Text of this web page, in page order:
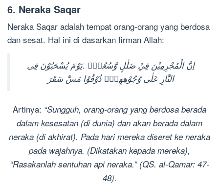
6. Neraka Saqar
Neraka Saqar adalah tempat orang-orang yang berdosa
dan sesat. Hal ini di dasarkan firman Allah:
اِنَّ الْمُجْرِمِيْنَ فِيْ ضَلٰلٍ وَّسُعُرٍۘ .يَوْمَ يُسْحَبُوْنَ فِى
النَّارِ عَلٰى وُجُوْهِهِمْۗ ذُوْقُوْا مَسَّ سَقَرَ
Artinya: “Sungguh, orang-orang yang berdosa berada
dalam kesesatan (di dunia) dan akan berada dalam
neraka (di akhirat). Pada hari mereka diseret ke neraka
pada wajahnya. (Dikatakan kepada mereka),
“Rasakanlah sentuhan api neraka.” (QS. al-Qamar: 47-
48).